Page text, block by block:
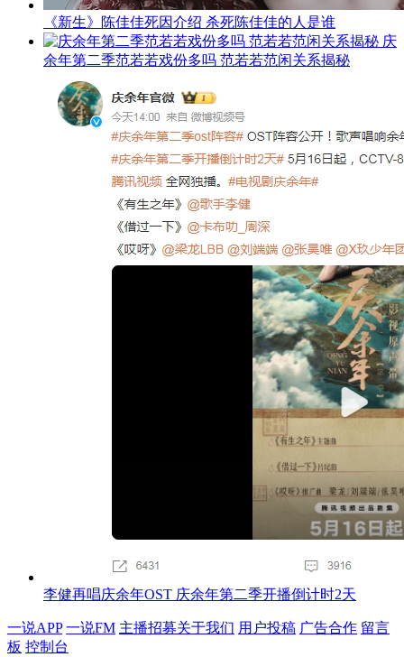
《新生》陈佳佳死因介绍 杀死陈佳佳的人是谁
庆
余年第二季范若若戏份多吗 范若若范闲关系揭秘
李健再唱庆余年OST 庆余年第二季开播倒计时2天
一说APP 一说FM 主播招募关于我们 用户投稿 广告合作 留言
板 控制台